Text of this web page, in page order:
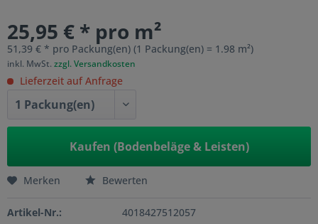
25,95 € * pro m²
51,39 € * pro Packung(en) (1 Packung(en) = 1.98 m²)
inkl. MwSt. zzgl. Versandkosten
Lieferzeit auf Anfrage
Kaufen (Bodenbeläge & Leisten)
Merken Bewerten
Artikel-Nr.: 4018427512057